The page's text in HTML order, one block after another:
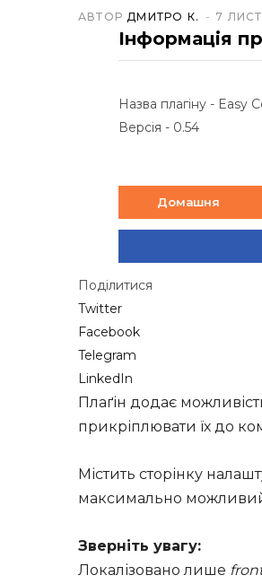
АВТОР ДМИТРО К. 7
Інформація
Назва плагіну - Easy
Версія - 0.54
Домашня
Поділитися
Twitter
Facebook
Telegram
LinkedIn
Плаґін додає
прикріплювати їх до
Містить сторінку
максимально
Зверніть увагу:
Локалізовано лише